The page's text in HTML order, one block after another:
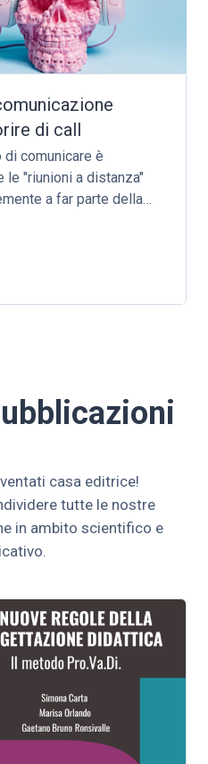
di call
comunicare è
le "riunioni a distanza"
a far parte della
o esistono
impattano sulla
e dello stress? E
casa editrice!
tutte le nostre
in ambito scientifico e